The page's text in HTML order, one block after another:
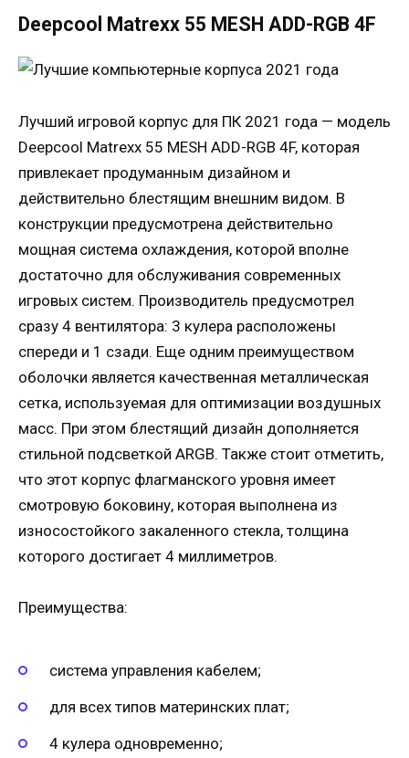
Deepcool Matrexx 55 MESH ADD-RGB 4F
Лучший игровой корпус для ПК 2021 года — модель
Deepcool Matrexx 55 MESH ADD-RGB 4F, которая
привлекает продуманным дизайном и
действительно блестящим внешним видом. В
конструкции предусмотрена действительно
мощная система охлаждения, которой вполне
достаточно для обслуживания современных
игровых систем. Производитель предусмотрел
сразу 4 вентилятора: 3 кулера расположены
спереди и 1 сзади. Еще одним преимуществом
оболочки является качественная металлическая
сетка, используемая для оптимизации воздушных
масс. При этом блестящий дизайн дополняется
стильной подсветкой ARGB. Также стоит отметить,
что этот корпус флагманского уровня имеет
смотровую боковину, которая выполнена из
износостойкого закаленного стекла, толщина
которого достигает 4 миллиметров.
Преимущества:
система управления кабелем;
для всех типов материнских плат;
4 кулера одновременно;